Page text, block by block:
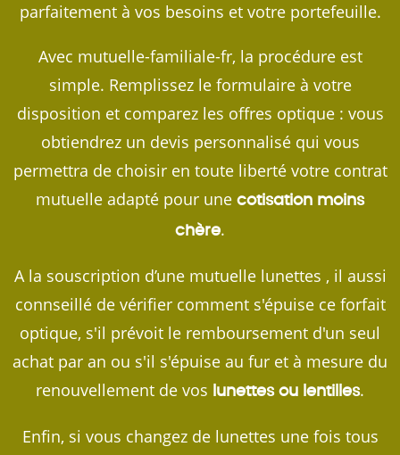
parfaitement à vos besoins et votre portefeuille.
Avec mutuelle-familiale-fr, la procédure est
simple. Remplissez le formulaire à votre
disposition et comparez les offres optique : vous
obtiendrez un devis personnalisé qui vous
permettra de choisir en toute liberté votre contrat
mutuelle adapté pour une cotisation moins
chère.
A la souscription d’une mutuelle lunettes , il aussi
connseillé de vérifier comment s'épuise ce forfait
optique, s'il prévoit le remboursement d'un seul
achat par an ou s'il s'épuise au fur et à mesure du
renouvellement de vos
lunettes ou lentilles.
Enfin, si vous changez de lunettes une fois tous